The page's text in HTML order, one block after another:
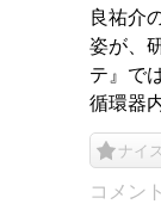
良祐介
姿が、
テ』で
循環器
ナイス
コメン